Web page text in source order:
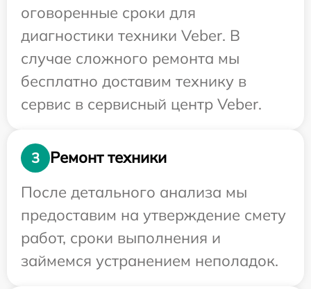
оговоренные сроки для
диагностики техники Veber. В
случае сложного ремонта мы
бесплатно доставим технику в
сервис в сервисный центр Veber.
3
Ремонт техники
После детального анализа мы
предоставим на утверждение смету
работ, сроки выполнения и
займемся устранением неполадок.